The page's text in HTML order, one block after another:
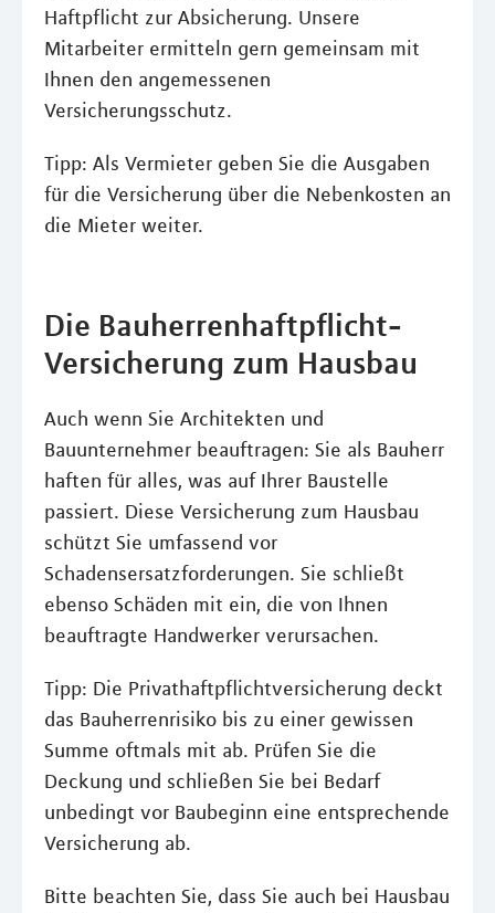
Haftpflicht zur Absicherung. Unsere
Mitarbeiter ermitteln gern gemeinsam mit
Ihnen den angemessenen
Versicherungsschutz.
Tipp: Als Vermieter geben Sie die Ausgaben
für die Versicherung über die Nebenkosten an
die Mieter weiter.
Die Bauherrenhaftpflicht-
Versicherung zum Hausbau
Auch wenn Sie Architekten und
Bauunternehmer beauftragen: Sie als Bauherr
haften für alles, was auf Ihrer Baustelle
passiert. Diese Versicherung zum Hausbau
schützt Sie umfassend vor
Schadensersatzforderungen. Sie schließt
ebenso Schäden mit ein, die von Ihnen
beauftragte Handwerker verursachen.
Tipp: Die Privathaftpflichtversicherung deckt
das Bauherrenrisiko bis zu einer gewissen
Summe oftmals mit ab. Prüfen Sie die
Deckung und schließen Sie bei Bedarf
unbedingt vor Baubeginn eine entsprechende
Versicherung ab.
Bitte beachten Sie, dass Sie auch bei Hausbau